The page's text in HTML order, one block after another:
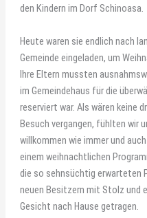
den Kindern im Dorf Schinoasa.
Heute waren sie endlich nach
Gemeinde eingeladen, um
Ihre Eltern mussten
im Gemeindehaus für die
reserviert war. Als wären keine
Besuch vergangen, fühlten wir
willkommen wie immer und
einem weihnachtlichen
die so sehnsüchtig erwarteten
neuen Besitzern mit Stolz und
Gesicht nach Hause getragen.